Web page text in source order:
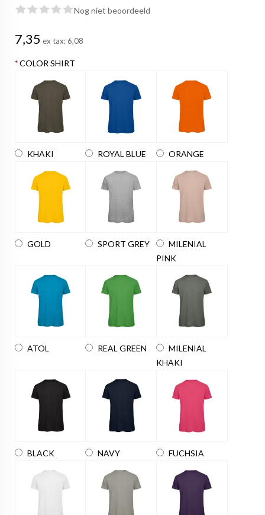
Nog niet beoordeeld
7,35 ex tax:6,08
*COLOR SHIRT
KHAKI ROYAL BLUE ORANGE
GOLD SPORT GREY
MILENIAL
PINK
ATOL REAL GREEN
MILENIAL
KHAKI
BLACK NAVY FUCHSIA